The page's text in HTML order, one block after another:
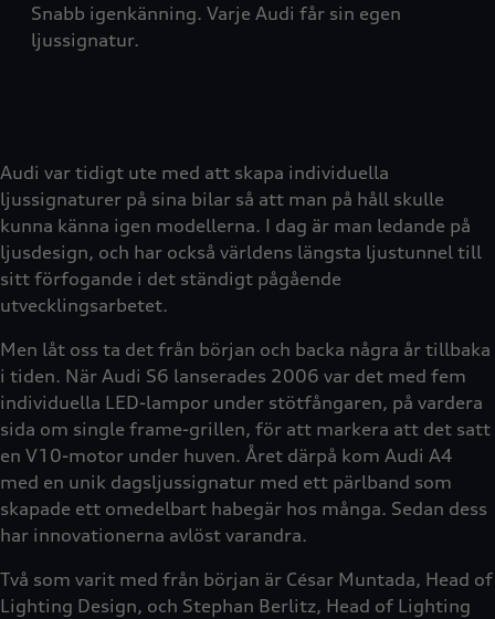
Snabb igenkänning. Varje Audi får sin egen
ljussignatur.
Audi var tidigt ute med att skapa individuella
ljussignaturer på sina bilar så att man på håll skulle
kunna känna igen modellerna. I dag är man ledande på
ljusdesign, och har också världens längsta ljustunnel till
sitt förfogande i det ständigt pågående
utvecklingsarbetet.
Men låt oss ta det från början och backa några år tillbaka
i tiden. När Audi S6 lanserades 2006 var det med fem
individuella LED-lampor under stötfångaren, på vardera
sida om single frame-grillen, för att markera att det satt
en V10-motor under huven. Året därpå kom Audi A4
med en unik dagsljussignatur med ett pärlband som
skapade ett omedelbart habegär hos många. Sedan dess
har innovationerna avlöst varandra.
Två som varit med från början är César Muntada, Head of
Lighting Design, och Stephan Berlitz, Head of Lighting